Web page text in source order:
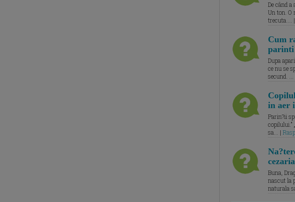
De când
Un ton. O
trecuta.... |
Cum
parinti
Dupa
ce nu se
secund. ...
in aer
Parin?ii
copilului.”
sa... |
Buna,
nascut la
naturala